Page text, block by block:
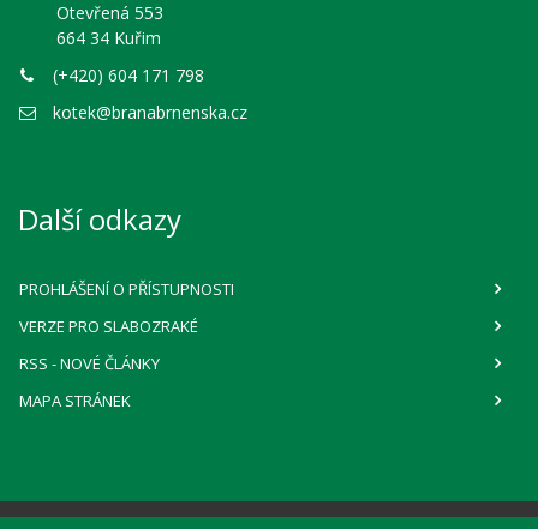
Otevřená 553
664 34 Kuřim
(+420) 604 171 798
kotek@branabrnenska.cz
Další odkazy
PROHLÁŠENÍ O PŘÍSTUPNOSTI
VERZE PRO SLABOZRAKÉ
RSS - NOVÉ ČLÁNKY
MAPA STRÁNEK